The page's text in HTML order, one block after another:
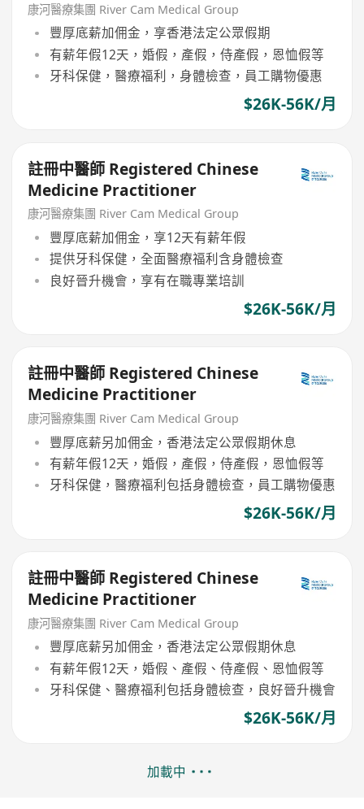
康河醫療集團 River Cam Medical Group
豐厚底薪加佣金，享香港法定公眾假期
有薪年假12天，婚假，產假，侍產假，恩恤假等
牙科保健，醫療福利，身體檢查，員工購物優惠
$26K-56K/月
註冊中醫師 Registered Chinese
Medicine Practitioner
康河醫療集團 River Cam Medical Group
豐厚底薪加佣金，享12天有薪年假
提供牙科保健，全面醫療福利含身體檢查
良好晉升機會，享有在職專業培訓
$26K-56K/月
註冊中醫師 Registered Chinese
Medicine Practitioner
康河醫療集團 River Cam Medical Group
豐厚底薪另加佣金，香港法定公眾假期休息
有薪年假12天，婚假，產假，侍產假，恩恤假等
牙科保健，醫療福利包括身體檢查，員工購物優惠
$26K-56K/月
註冊中醫師 Registered Chinese
Medicine Practitioner
康河醫療集團 River Cam Medical Group
豐厚底薪另加佣金，香港法定公眾假期休息
有薪年假12天，婚假、產假、侍產假、恩恤假等
牙科保健、醫療福利包括身體檢查，良好晉升機會
$26K-56K/月
加載中